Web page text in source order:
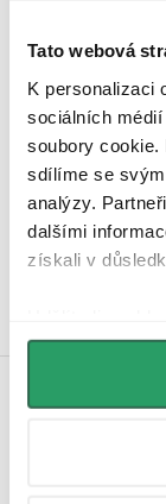
Tato webová
K personalizaci
sociálních
soubory cookie.
sdílíme se
analýzy.
dalšími
získali v
můžeme
osobní údaje
4,9
4340
Zobrazit